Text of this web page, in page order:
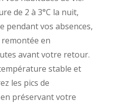
de 2 à 3°C la nuit,
pendant vos absences,
en
avant votre retour.
stable et
les pics de
préservant votre